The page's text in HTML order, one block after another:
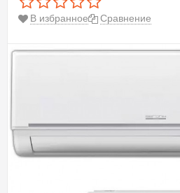
В избранное Сравнение